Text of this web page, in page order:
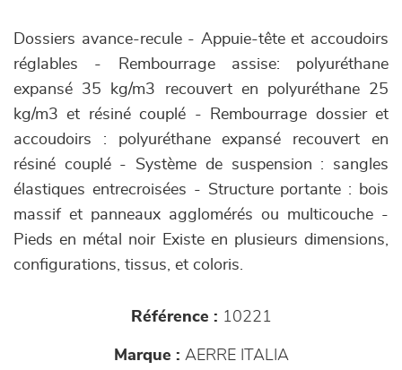
Dossiers avance-recule - Appuie-tête et accoudoirs
réglables - Rembourrage assise: polyuréthane
expansé 35 kg/m3 recouvert en polyuréthane 25
kg/m3 et résiné couplé - Rembourrage dossier et
accoudoirs : polyuréthane expansé recouvert en
résiné couplé - Système de suspension : sangles
élastiques entrecroisées - Structure portante : bois
massif et panneaux agglomérés ou multicouche -
Pieds en métal noir Existe en plusieurs dimensions,
configurations, tissus, et coloris.
Référence : 10221
Marque : AERRE ITALIA